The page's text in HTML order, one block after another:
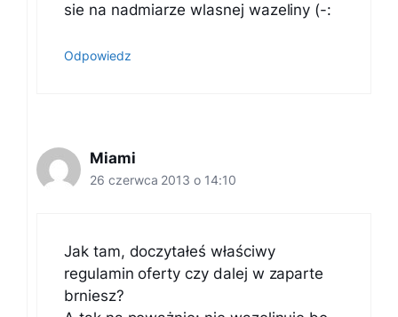
sie na nadmiarze wlasnej wazeliny (-:
Odpowiedz
Miami
26 czerwca 2013 o 14:10
Jak tam, doczytałeś właściwy
regulamin oferty czy dalej w zaparte
brniesz?